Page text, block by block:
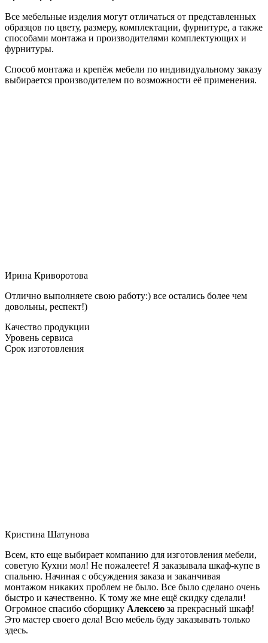
Все мебельные изделия могут отличаться от представленных
образцов по цвету, размеру, комплектации, фурнитуре, а также
способами монтажа и производителями комплектующих и
фурнитуры.
Способ монтажа и крепёж мебели по индивидуальному заказу
выбирается производителем по возможности её применения.
Ирина Криворотова
Отлично выполняете свою работу:) все остались более чем
довольны, респект!)
Качество продукции
Уровень сервиса
Срок изготовления
Кристина Шатунова
Всем, кто еще выбирает компанию для изготовления мебели,
советую Кухни мол! Не пожалеете! Я заказывала шкаф-купе в
спальню. Начиная с обсуждения заказа и заканчивая
монтажом никаких проблем не было. Все было сделано очень
быстро и качественно. К тому же мне ещё скидку сделали!
Огромное спасибо сборщику Алексею за прекрасный шкаф!
Это мастер своего дела! Всю мебель буду заказывать только
здесь.